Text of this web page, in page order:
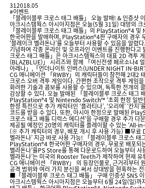
312018.05
#이벤트
「블레이블루 크로스 태그 배틀」 오늘 발매! & 인증샷
아크시스템웍스 아시아지점은 오늘(5월 31일) 대망의
「블레이블루 크로스 태그 배틀」의 PlayStation®4
한국어판을 발매하며, PlayStation®4판 구매자의 경우
‘블레이크 벨라돈나’를 오늘부터 사용할 수 있음을 알렸
기념하여 각종 온라인 및 오프라인 이벤트를 진행한다고
크로스 태그 배틀」은 아크시스템웍스의 대표 2D 격투
(BLAZBLUE)」 시리즈와 함께 「여신전생 페르소나4
아레나」,「언더나이트 인버스(UNDER NIGHT IN-
CG 애니메이션 「RWBY」의 캐릭터들이 참전해 2대2
크로스 오버 격투 게임이다. 간편한 조작으로 격투 게임
화려한 기술과 콤보를 사용할 수 있으며, 독특한 전개의
감상할 수 있다. 오늘 발매된 「블레이블루 크로스 태그
PlayStation®4 및 Nintendo Switch™ ‘초회 한정 일반
한정 특전으로 추가 캐릭터인 ‘플라티나’, ‘오리에’ ‘칸지
코드를 받을 수 있다. 또한, 아시아 한정으로 발매된
크로스 태그 배틀 디럭스 에디션’을 구매할 경우 추가 다
제공될 예정인 20명의 캐릭터를 플레이할 수 있는 ‘All-
(※ 추가 캐릭터의 경우, 배포 개시 후 사용 가능) ■무료
벨라돈나’ 지금 바로 사용 가능! 「블레이블루 크로스 태
PlayStation®4 한국어판 구매자의 경우, 무료로 배포되
벨라돈나’를PS Store를 통해 다운로드하여 오늘부터 사
벨라돈나’는 미국의 Rooster Teeth가 제작하여 현재 유
CG 애니메이션 「RWBY」 의 등장인물로, 근거리부터
공격 범위와 여러 가지 분신을 써서 상대방을 현혹하는
■「블레이블루 크로스 태그 배틀」 구매 인증샷 SNS
아크시스템웍스 아시아지점은 오늘부터 6월 24일(일)까